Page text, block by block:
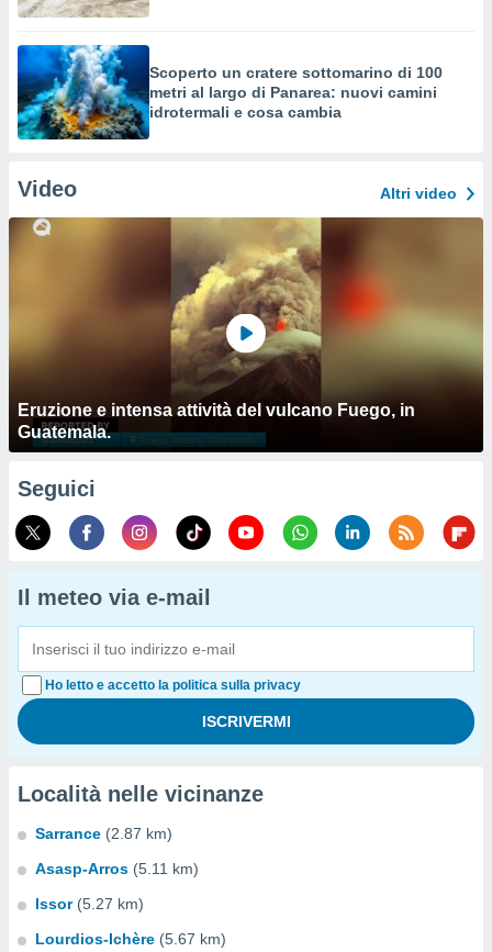
Scoperto un cratere sottomarino di 100
metri al largo di Panarea: nuovi camini
idrotermali e cosa cambia
Video Altri video
Eruzione e intensa attività del vulcano Fuego, in
Guatemala.
Seguici
Il meteo via e-mail
Ho letto e accetto la politica sulla privacy
Località nelle vicinanze
Sarrance (2.87 km)
Asasp-Arros (5.11 km)
Issor (5.27 km)
Lourdios-Ichère (5.67 km)